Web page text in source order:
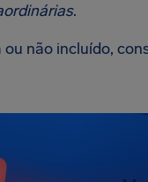
.
não incluído,